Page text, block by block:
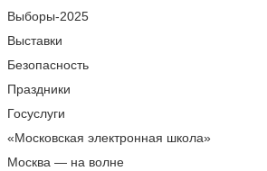
Выборы-2025
Выставки
Безопасность
Праздники
Госуслуги
«Московская электронная школа»
Москва — на волне